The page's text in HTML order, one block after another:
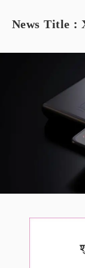
News Title :